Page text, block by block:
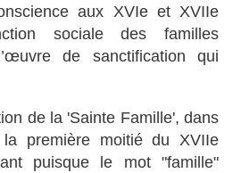
aux XVIe et XVIIe
sociale des familles
de sanctification qui
de la 'Sainte Famille', dans
la première moitié du XVIIe
puisque le mot "famille"